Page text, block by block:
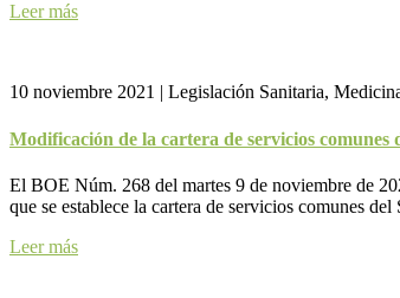
Leer más
10 noviembre 2021 | Legislación Sanitaria,
Modificación de la cartera de servicios comunes
El BOE Núm. 268 del martes 9 de noviembre de
que se establece la cartera de servicios comunes
Leer más